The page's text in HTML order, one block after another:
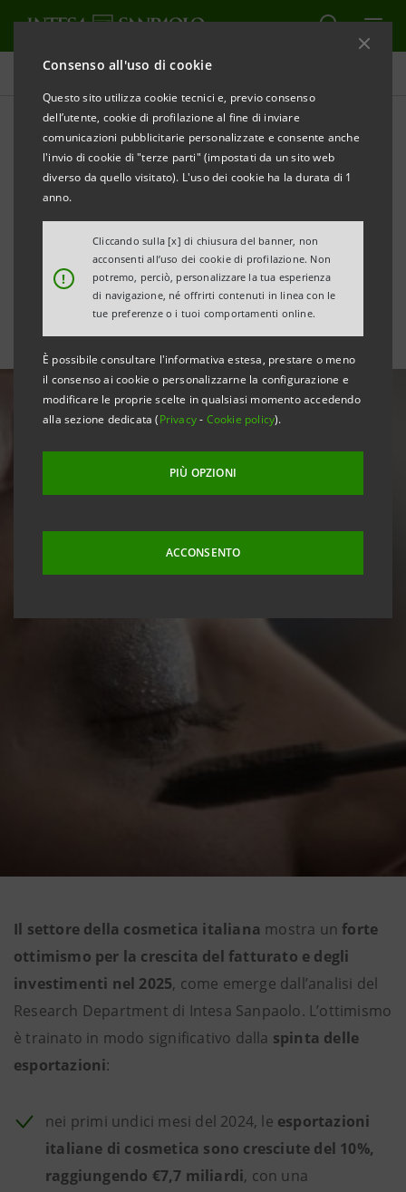
Consenso all'uso di cookie
Questo sito utilizza cookie tecnici e, previo consenso
dell’utente, cookie di profilazione al fine di inviare
comunicazioni pubblicitarie personalizzate e consente anche
l'invio di cookie di "terze parti" (impostati da un sito web
diverso da quello visitato). L'uso dei cookie ha la durata di 1
anno.
!
Cliccando sulla [x] di chiusura del banner, non
acconsenti all’uso dei cookie di profilazione. Non
potremo, perciò, personalizzare la tua esperienza
di navigazione, né offrirti contenuti in linea con le
tue preferenze o i tuoi comportamenti online.
È possibile consultare l'informativa estesa, prestare o meno
il consenso ai cookie o personalizzarne la configurazione e
modificare le proprie scelte in qualsiasi momento accedendo
alla sezione dedicata (Privacy- Cookie policy).
PIÙ OPZIONI
ACCONSENTO
Area Media
Cosmetica Italiana:
ottimismo su crescita ed
export nonostante
incognite globali
Il settore della cosmetica italiana mostra un forte
ottimismo per la crescita del fatturato e degli
investimenti nel 2025, come emerge dall’analisi del
Research Department di Intesa Sanpaolo. L’ottimismo
è trainato in modo significativo dalla spinta delle
esportazioni:
nei primi undici mesi del 2024, le esportazioni
italiane di cosmetica sono cresciute del 10%,
raggiungendo €7,7 miliardi, con una